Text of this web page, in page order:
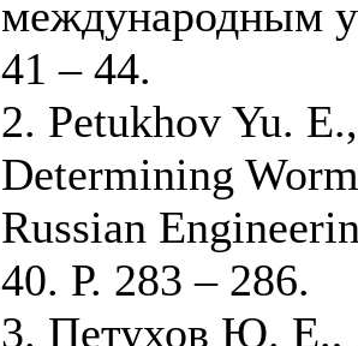
международным
41 – 44.
2. Petukhov Yu.
Determining
Russian
40. Р. 283 – 286.
3. Петухов Ю.